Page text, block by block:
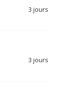
3 jours
3 jours